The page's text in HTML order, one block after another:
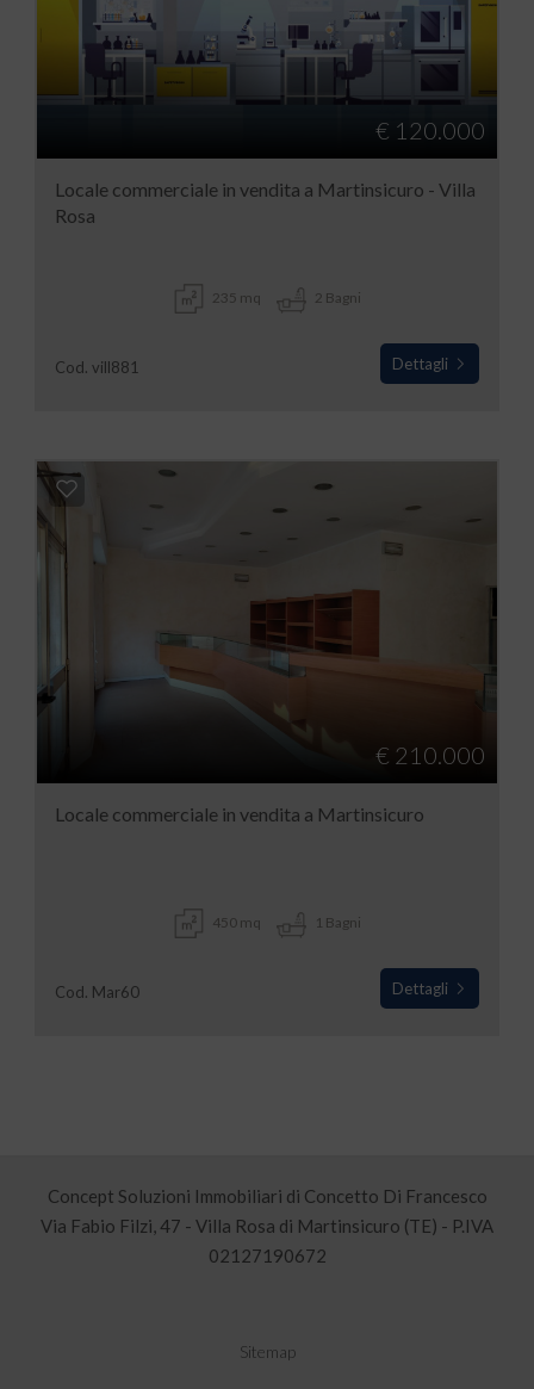
€ 120.000
Locale commerciale in vendita a Martinsicuro - Villa
Rosa
235 mq 2 Bagni
Cod. vill881 Dettagli
€ 210.000
Locale commerciale in vendita a Martinsicuro
450 mq 1 Bagni
Cod. Mar60 Dettagli
Concept Soluzioni Immobiliari di Concetto Di Francesco
Via Fabio Filzi, 47 - Villa Rosa di Martinsicuro (TE) - P.IVA
02127190672
Sitemap